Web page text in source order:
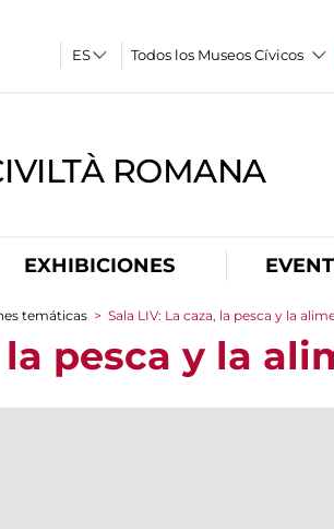
Todos los Museos Cívicos
ROMANA
EXHIBICIONES
temáticas > Sala LIV: La caza, la pesca y la
la pesca y la